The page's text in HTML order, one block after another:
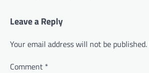
Leave a Reply
Your email address will not be published.
Comment *